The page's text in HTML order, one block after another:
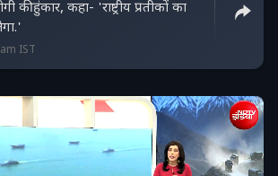
की हुंकार, कहा- 'राष्ट्रीय प्रतीकों का
IST